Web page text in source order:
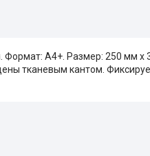
A4+. Размер: 250 мм х
тканевым кантом.